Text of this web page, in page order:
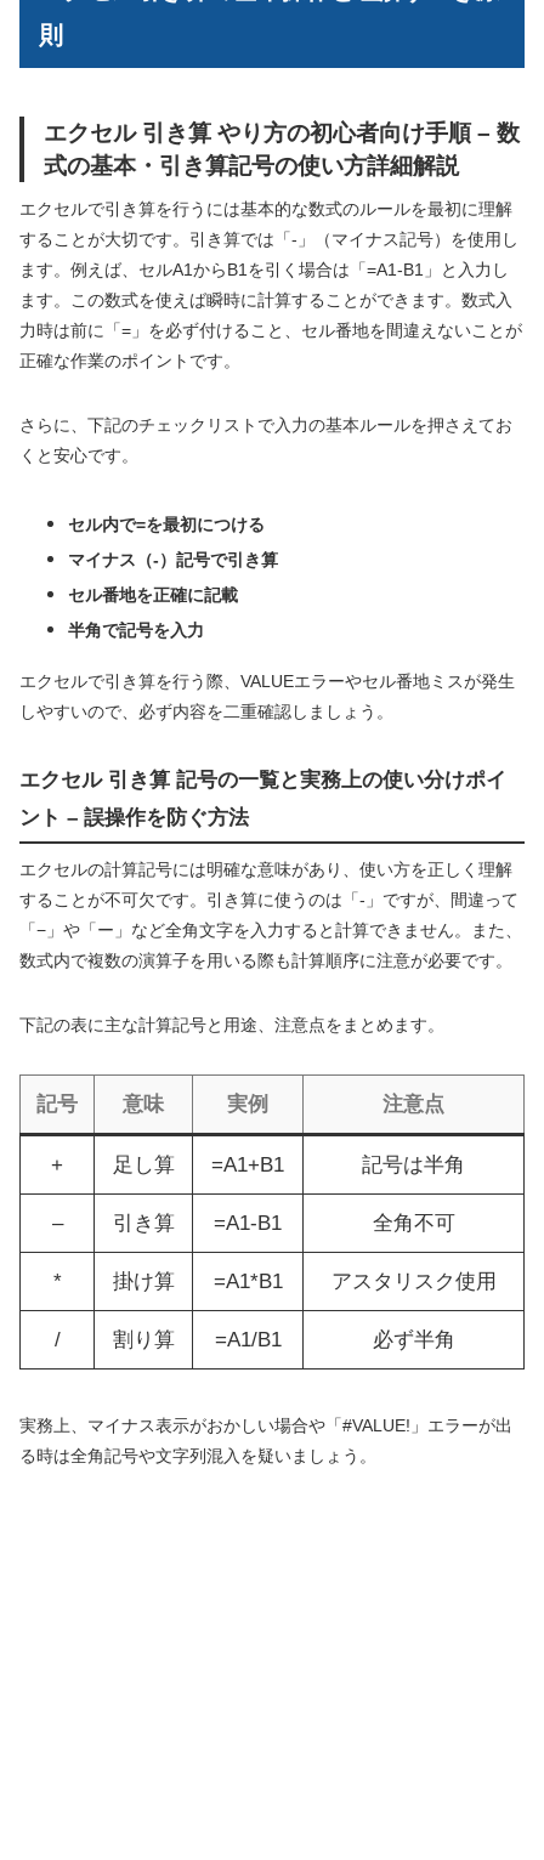
則
エクセル 引き算 やり方の初心者向け手順 – 数
式の基本・引き算記号の使い方詳細解説
エクセルで引き算を行うには基本的な数式のルールを最初に理解
することが大切です。引き算では「-」（マイナス記号）を使用し
ます。例えば、セルA1からB1を引く場合は「=A1-B1」と入力し
ます。この数式を使えば瞬時に計算することができます。数式入
力時は前に「=」を必ず付けること、セル番地を間違えないことが
正確な作業のポイントです。
さらに、下記のチェックリストで入力の基本ルールを押さえてお
くと安心です。
セル内で=を最初につける
マイナス（-）記号で引き算
セル番地を正確に記載
半角で記号を入力
エクセルで引き算を行う際、VALUEエラーやセル番地ミスが発生
しやすいので、必ず内容を二重確認しましょう。
エクセル 引き算 記号の一覧と実務上の使い分けポイ
ント – 誤操作を防ぐ方法
エクセルの計算記号には明確な意味があり、使い方を正しく理解
することが不可欠です。引き算に使うのは「-」ですが、間違って
「−」や「ー」など全角文字を入力すると計算できません。また、
数式内で複数の演算子を用いる際も計算順序に注意が必要です。
下記の表に主な計算記号と用途、注意点をまとめます。
記号 意味 実例 注意点
+ 足し算 =A1+B1 記号は半角
– 引き算 =A1-B1 全角不可
* 掛け算 =A1*B1 アスタリスク使用
/ 割り算 =A1/B1 必ず半角
実務上、マイナス表示がおかしい場合や「#VALUE!」エラーが出
る時は全角記号や文字列混入を疑いましょう。